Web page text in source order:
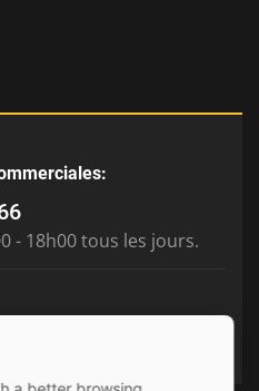
- 18h00 tous les jours.